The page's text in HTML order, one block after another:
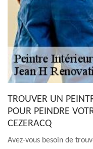
TROUVER UN
POUR PEINDRE
CEZERACQ
Avez-vous besoin de